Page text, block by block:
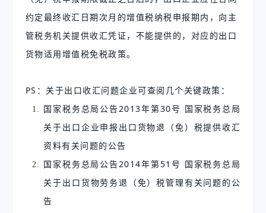
约定最终收汇日期次月的增值税纳税申报期内，向主
管税务机关提供收汇凭证，不能提供的，对应的出口
货物适用增值税免税政策。
PS：关于出口收汇问题企业可查阅几个关键政策：
国家税务总局公告2013年第30号 国家税务总局
关于出口企业申报出口货物退（免）税提供收汇
资料有关问题的公告
国家税务总局公告2014年第51号 国家税务总局
关于出口货物劳务退（免）税管理有关问题的公
告